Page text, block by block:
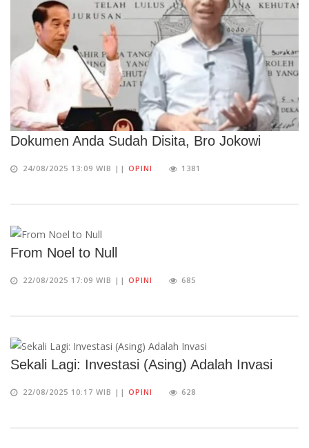
Dokumen Anda Sudah Disita, Bro Jokowi
24/08/2025 13:09 WIB || OPINI 1381
From Noel to Null
22/08/2025 17:09 WIB || OPINI 685
Sekali Lagi: Investasi (Asing) Adalah Invasi
22/08/2025 10:17 WIB || OPINI 628